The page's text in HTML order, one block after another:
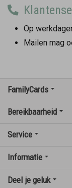
Op
Mailen mag
FamilyCards
Bereikbaarheid
Service
Informatie
Deel je geluk